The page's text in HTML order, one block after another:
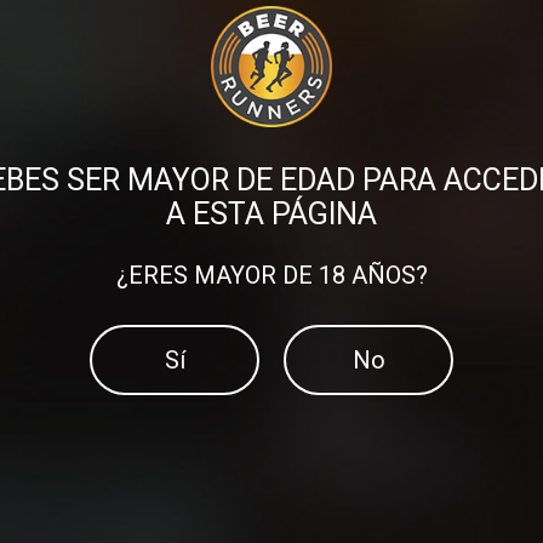
Compartir en:
SER MAYOR DE EDAD PARA
A ESTA PÁGINA
¿ERES MAYOR DE 18 AÑOS?
Sí No